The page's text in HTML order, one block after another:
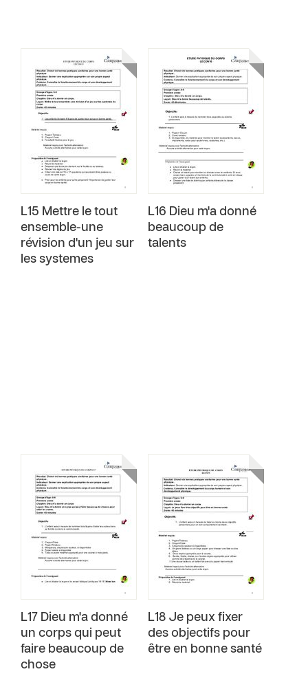
L15 Mettre le tout
ensemble-une
révision d'un jeu sur
les systemes
L16 Dieu m'a donné
beaucoup de
talents
L17 Dieu m'a donné
un corps qui peut
faire beaucoup de
chose
L18 Je peux fixer
des objectifs pour
être en bonne santé